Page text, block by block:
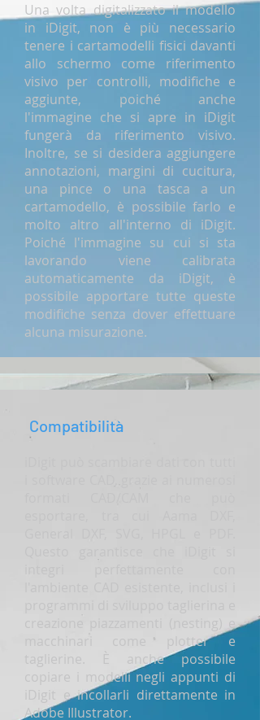
Una volta digitalizzato il modello
in iDigit, non è più necessario
tenere i cartamodelli fisici davanti
allo schermo come riferimento
visivo per controlli, modifiche e
aggiunte, poiché anche
l'immagine che si apre in iDigit
fungerà da riferimento visivo.
Inoltre, se si desidera aggiungere
annotazioni, margini di cucitura,
una pince o una tasca a un
cartamodello, è possibile farlo e
molto altro all'interno di iDigit.
Poiché l'immagine su cui si sta
lavorando viene calibrata
automaticamente da iDigit, è
possibile apportare tutte queste
modifiche senza dover effettuare
alcuna misurazione.
Compatibilità
creazione piazzamenti (nesting) e
macchinari come plotter e
taglierine. È anche possibile
copiare i modelli negli appunti di
iDigit e incollarli direttamente in
Adobe Illustrator.